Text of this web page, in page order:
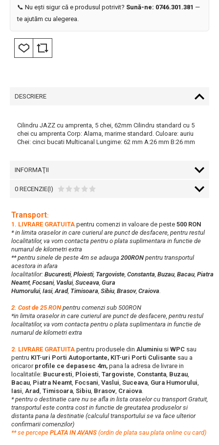
📞 Nu ești sigur că e produsul potrivit? Sună-ne: 0746.301.381 —
te ajutăm cu alegerea.
DESCRIERE
Cilindru JAZZ cu amprenta, 5 chei, 62mm Cilindru standard cu 5
chei cu amprenta Corp: Alama, marime standard. Culoare: auriu
Chei: cinci bucati Multicanal Lungime: 62 mm A:26 mm B:26 mm
INFORMAŢII
0 RECENZIE(I)
Transport:
1. LIVRARE GRATUITA pentru comenzi in valoare de peste 500 RON
* in limita oraselor in care curierul are punct de desfacere, pentru restul
localitatilor, va vom contacta pentru o plata suplimentara in functie de
numarul de kilometri extra
** pentru sinele de peste 4m se adauga 200RON pentru transportul
acestora in afara
localitatilor: Bucuresti, Ploiesti, Targoviste, Constanta, Buzau, Bacau, Piatra
Neamt, Focsani, Vaslui, Suceava, Gura
Humorului, Iasi,Arad, Timisoara, Sibiu, Brasov, Craiova.
2. Cost de 25 RON pentru comenzi sub 500RON
*in limita oraselor in care curierul are punct de desfacere, pentru restul
localitatilor, va vom contacta pentru o plata suplimentara in functie de
numarul de kilometri extra
2. LIVRARE GRATUITA pentru produsele din Aluminiu si WPC sau
pentru KIT-uri Porti Autoportante, KIT-uri Porti Culisante sau a
oricarorprofile ce depasesc 4m, pana la adresa de livrare in
localitatile: Bucuresti, Ploiesti, Targoviste, Constanta, Buzau,
Bacau, Piatra Neamt, Focsani, Vaslui, Suceava, Gura Humorului,
Iasi, Arad, Timisoara, Sibiu, Brasov, Craiova.
* pentru o destinatie care nu se afla in lista oraselor cu transport Gratuit,
transportul este contra cost in functie de greutatea produselor si
distanta pana la destinatie (calculul transportului se va face ulterior
confirmarii comenzilor)
**se percepe PLATA IN AVANS (ordin de plata sau plata online cu card)